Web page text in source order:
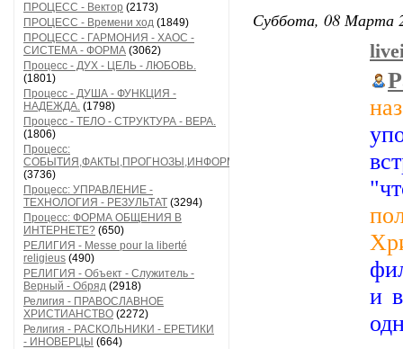
ПРОЦЕСС - Вектор (2173)
ПРОЦЕСС - Времени ход (1849)
ПРОЦЕСС - ГАРМОНИЯ - ХАОС -
СИСТЕМА - ФОРМА (3062)
Процесс - ДУХ - ЦЕЛЬ - ЛЮБОВЬ.
(1801)
Процесс - ДУША - ФУНКЦИЯ -
НАДЕЖДА. (1798)
Процесс - ТЕЛО - СТРУКТУРА - ВЕРА.
(1806)
Процесс:
СОБЫТИЯ,ФАКТЫ,ПРОГНОЗЫ,ИНФОРМАЦИЯ
(3736)
Процесс: УПРАВЛЕНИЕ -
ТЕХНОЛОГИЯ - РЕЗУЛЬТАТ (3294)
Процесс: ФОРМА ОБЩЕНИЯ В
ИНТЕРНЕТЕ? (650)
РЕЛИГИЯ - Messe pour la liberté
religieus (490)
РЕЛИГИЯ - Объект - Служитель -
Верный - Обряд (2918)
Религия - ПРАВОСЛАВНОЕ
ХРИСТИАНСТВО (2272)
Религия - РАСКОЛЬНИКИ - ЕРЕТИКИ
- ИНОВЕРЦЫ (664)
Суббота, 08 Марта
и